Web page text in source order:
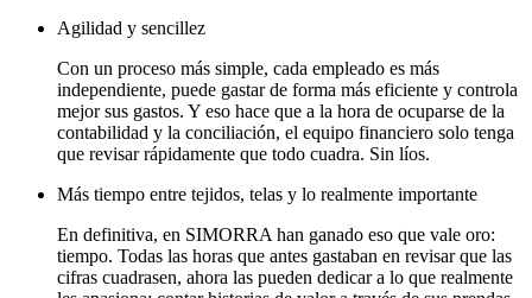
Agilidad y sencillez
Con un proceso más simple, cada empleado es más
independiente, puede gastar de forma más eficiente y controla
mejor sus gastos. Y eso hace que a la hora de ocuparse de la
contabilidad y la conciliación, el equipo financiero solo tenga
que revisar rápidamente que todo cuadra. Sin líos.
Más tiempo entre tejidos, telas y lo realmente importante
En definitiva, en SIMORRA han ganado eso que vale oro:
tiempo. Todas las horas que antes gastaban en revisar que las
cifras cuadrasen, ahora las pueden dedicar a lo que realmente